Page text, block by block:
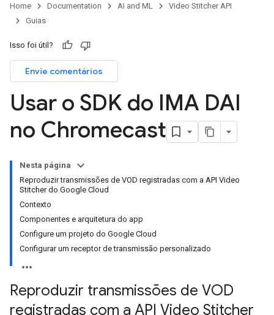
Home Documentation AI and ML
Video Stitcher API
Guias
Isso foi útil?
Envie comentários
Usar o SDK do IMA DAI
no Chromecast
Nesta página
Reproduzir transmissões de VOD registradas com a API Video
Stitcher do Google Cloud
Contexto
Componentes e arquitetura do app
Configure um projeto do Google Cloud
Configurar um receptor de transmissão personalizado
Reproduzir transmissões de VOD
registradas com a API Video Stitcher